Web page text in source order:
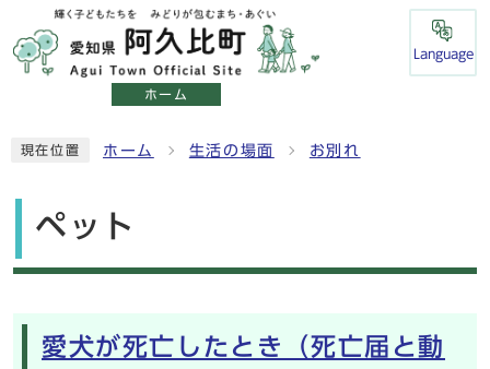
ホーム
Language
現在位置 ホーム 生活の場面 お別れ
ペット
メインメニュー
愛犬が死亡したとき（死亡届と動